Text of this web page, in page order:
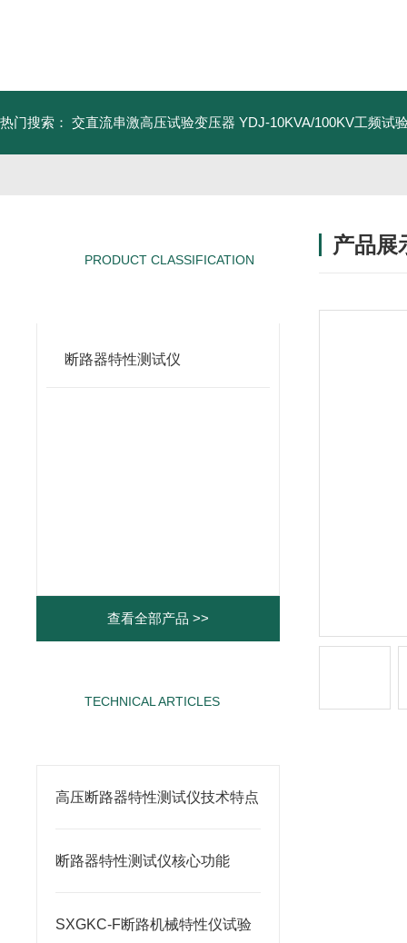
热门搜索： 交直流串激高压试验变压器 YDJ-10KVA/100KV工频试
PRODUCT CLASSIFICATION
断路器特性测试仪
查看全部产品 >>
TECHNICAL ARTICLES
高压断路器特性测试仪技术特点
断路器特性测试仪核心功能
SXGKC-F断路机械特性仪试验
产品展